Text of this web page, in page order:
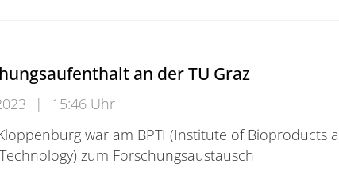
an der TU Graz
|
15:46 Uhr
war am BPTI (Institute of Bioproducts
zum Forschungsaustausch
an der TU Graz